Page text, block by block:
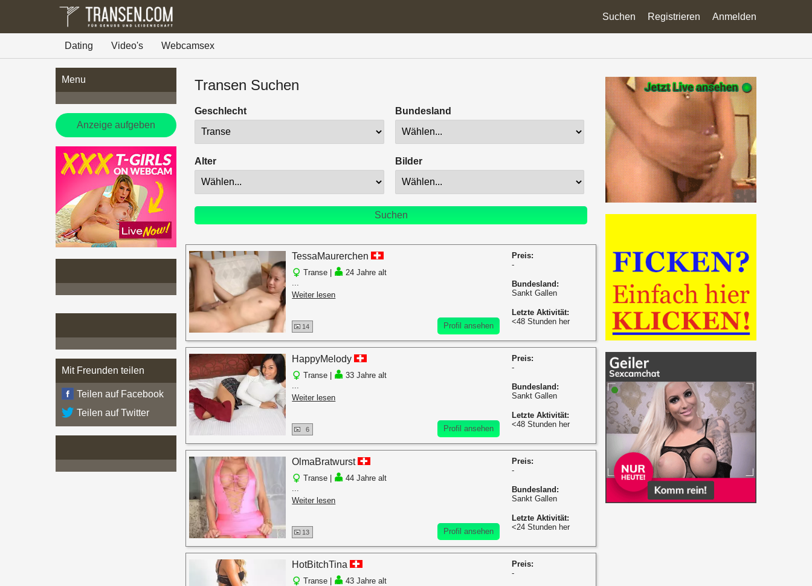
Anmelden
Registrieren
Suchen
Dating Video's Webcamsex
Menu
Anzeige aufgeben
Mit Freunden teilen
Teilen auf Facebook
Teilen auf Twitter
Transen Suchen
Geschlecht Bundesland
Alter Bilder
TessaMaurerchen
Transe |
24 Jahre alt
...
Weiter lesen
14 Profil ansehen
Preis:
-
Bundesland:
Sankt Gallen
Letzte Aktivität:
<48 Stunden her
HappyMelody
Transe |
33 Jahre alt
...
Weiter lesen
6 Profil ansehen
Preis:
-
Bundesland:
Sankt Gallen
Letzte Aktivität:
<48 Stunden her
OlmaBratwurst
Transe |
44 Jahre alt
...
Weiter lesen
13 Profil ansehen
Preis:
-
Bundesland:
Sankt Gallen
Letzte Aktivität:
<24 Stunden her
HotBitchTina
Transe |
43 Jahre alt
Preis:
-